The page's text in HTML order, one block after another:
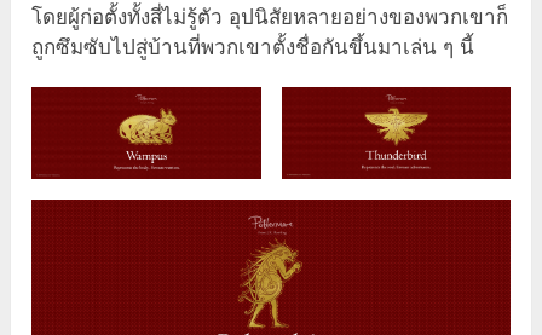
โดยผู้ก่อตั้งทั้งสี่ไม่รู้ตัว อุปนิสัยหลายอย่างของพวกเขาก็
ถูกซึมซับไปสู่บ้านที่พวกเขาตั้งชื่อกันขึ้นมาเล่น ๆ นี้